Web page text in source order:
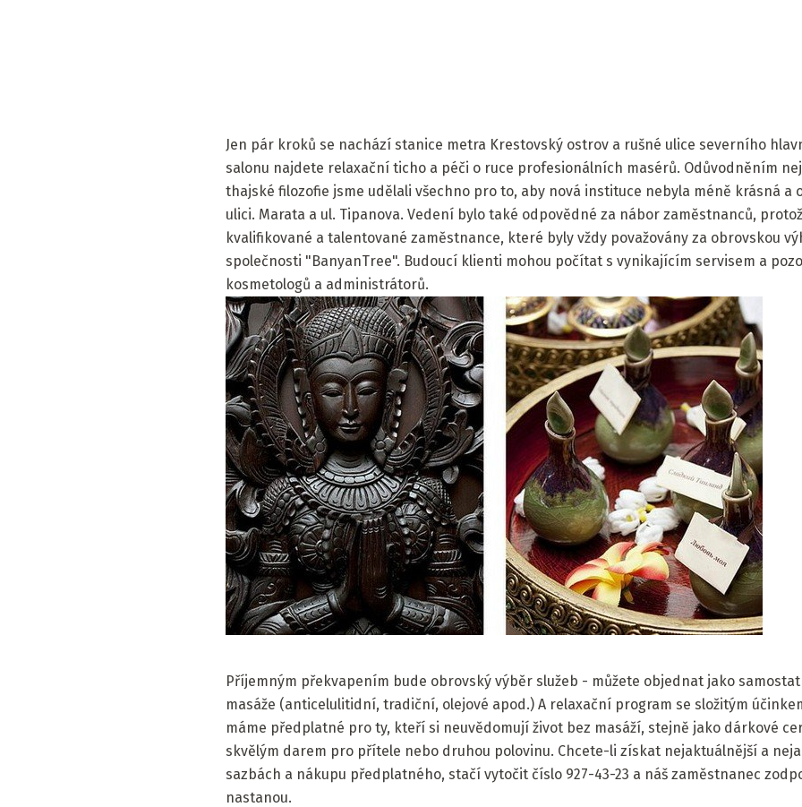
Jen pár kroků se nachází stanice metra Krestovský ostrov a rušné ulice severního
salonu najdete relaxační ticho a péči o ruce profesionálních masérů. Odůvodněním
thajské filozofie jsme udělali všechno pro to, aby nová instituce nebyla méně krásná a
ulici. Marata a ul. Tipanova. Vedení bylo také odpovědné za nábor zaměstnanců,
kvalifikované a talentované zaměstnance, které byly vždy považovány za obrovskou
společnosti "BanyanTree". Budoucí klienti mohou počítat s vynikajícím servisem a
kosmetologů a administrátorů.
Příjemným překvapením bude obrovský výběr služeb - můžete objednat jako
masáže (anticelulitidní, tradiční, olejové apod.) A relaxační program se složitým
máme předplatné pro ty, kteří si neuvědomují život bez masáží, stejně jako dárkové
skvělým darem pro přítele nebo druhou polovinu. Chcete-li získat nejaktuálnější a
sazbách a nákupu předplatného, ​​stačí vytočit číslo 927-43-23 a náš zaměstnanec
nastanou.